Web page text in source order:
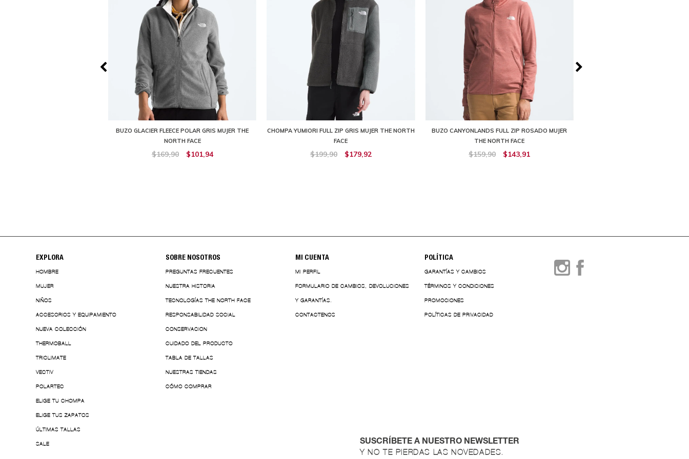
BUZO GLACIER FLEECE POLAR GRIS MUJER THE
NORTH FACE
$169,90 $101,94
CHOMPA YUMIORI FULL ZIP GRIS MUJER THE NORTH
FACE
$199,90 $179,92
BUZO CANYONLANDS FULL ZIP ROSADO MUJER
THE NORTH FACE
$159,90 $143,91
EXPLORA
HOMBRE
MUJER
NIÑOS
ACCESORIOS Y EQUIPAMIENTO
NUEVA COLECCIÓN
THERMOBALL
TRICLIMATE
VECTIV
POLARTEC
ELIGE TU CHOMPA
ELIGE TUS ZAPATOS
ÚLTIMAS TALLAS
SALE
SOBRE NOSOTROS
PREGUNTAS FRECUENTES
NUESTRA HISTORIA
TECNOLOGÍAS THE NORTH FACE
RESPONSABILIDAD SOCIAL
CONSERVACION
CUIDADO DEL PRODUCTO
TABLA DE TALLAS
NUESTRAS TIENDAS
CÓMO COMPRAR
MI CUENTA
MI PERFIL
FORMULARIO DE CAMBIOS, DEVOLUCIONES
Y GARANTÍAS.
CONTACTENOS
POLÍTICA
GARANTÍAS Y CAMBIOS
TÉRMINOS Y CONDICIONES
PROMOCIONES
POLÍTICAS DE PRIVACIDAD
SUSCRÍBETE A NUESTRO NEWSLETTER
Y NO TE PIERDAS LAS NOVEDADES.